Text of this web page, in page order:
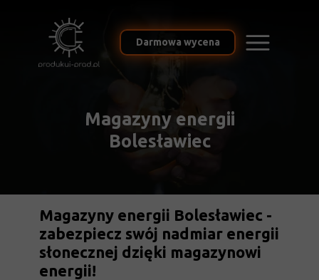
Darmowa wycena
Magazyny energii
Bolesławiec
Magazyny energii Bolesławiec -
zabezpiecz swój nadmiar energii
słonecznej dzięki magazynowi
energii!